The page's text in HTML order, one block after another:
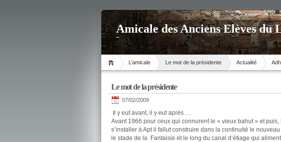
Amicale des Anciens Elèves du
L’amicale Le mot de la présidente Actualité
Le mot de la présidente
07/02/2009
Il y eut avant, il y eut après….
Avant 1966 pour ceux qui connurent le « vieux bahut » et
s’installer à Apt il fallut construire dans la continuité le
le stade de la Fantaisie et le long du canal d’étiage qui